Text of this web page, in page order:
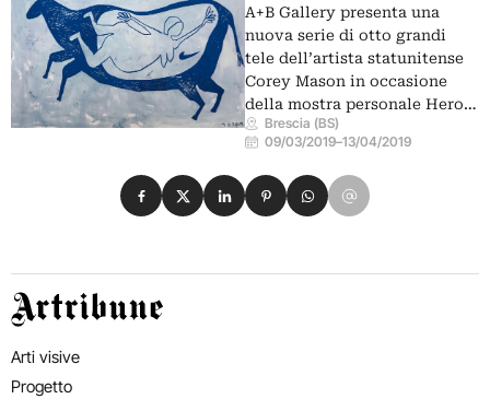
A+B Gallery presenta una
nuova serie di otto grandi
tele dell’artista statunitense
Corey Mason in occasione
della mostra personale Hero…
Brescia (BS)
09/03/2019–13/04/2019
Condividi su Facebook
Condividi su X
Condividi su LinkedIn
Condividi su Pinterest
Condividi su WhatsApp
Condividi su Email
Artribune
Arti visive
Progetto